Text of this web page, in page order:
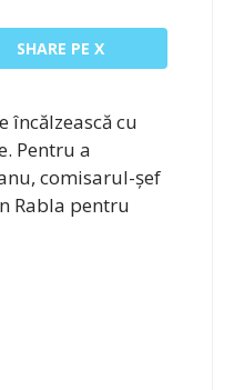
SHARE PE X
încălzească cu
Pentru a
comisarul-șef
Rabla pentru